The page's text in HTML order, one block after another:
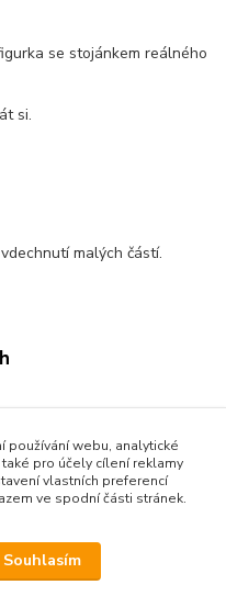
se stojánkem reálného
si.
malých částí.
používání webu, analytické
pro účely cílení reklamy
vlastních preferencí
ve spodní části stránek.
Souhlasím